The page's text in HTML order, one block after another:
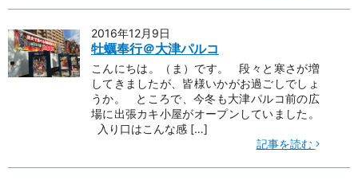
2016年12月9日
牡蠣奉行＠大津パルコ
こんにちは。（ま）です。 段々と寒さが増
してきましたが、皆様いかがお過ごしでしょ
うか。 ところで、今冬も大津パルコ前の広
場に出張カキ小屋がオープンしていました。
入り口はこんな感 […]
記事を読む